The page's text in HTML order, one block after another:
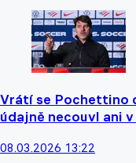
Vrátí se Pochettino
údajně necouvl ani
08.03.2026 13:22